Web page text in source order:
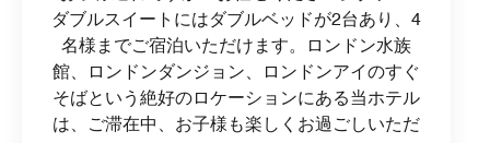
ダブルスイートにはダブルベッドが2台あり、4
名様までご宿泊いただけます。ロンドン水族
館、ロンドンダンジョン、ロンドンアイのすぐ
そばという絶好のロケーションにある当ホテル
は、ご滞在中、お子様も楽しくお過ごしいただ